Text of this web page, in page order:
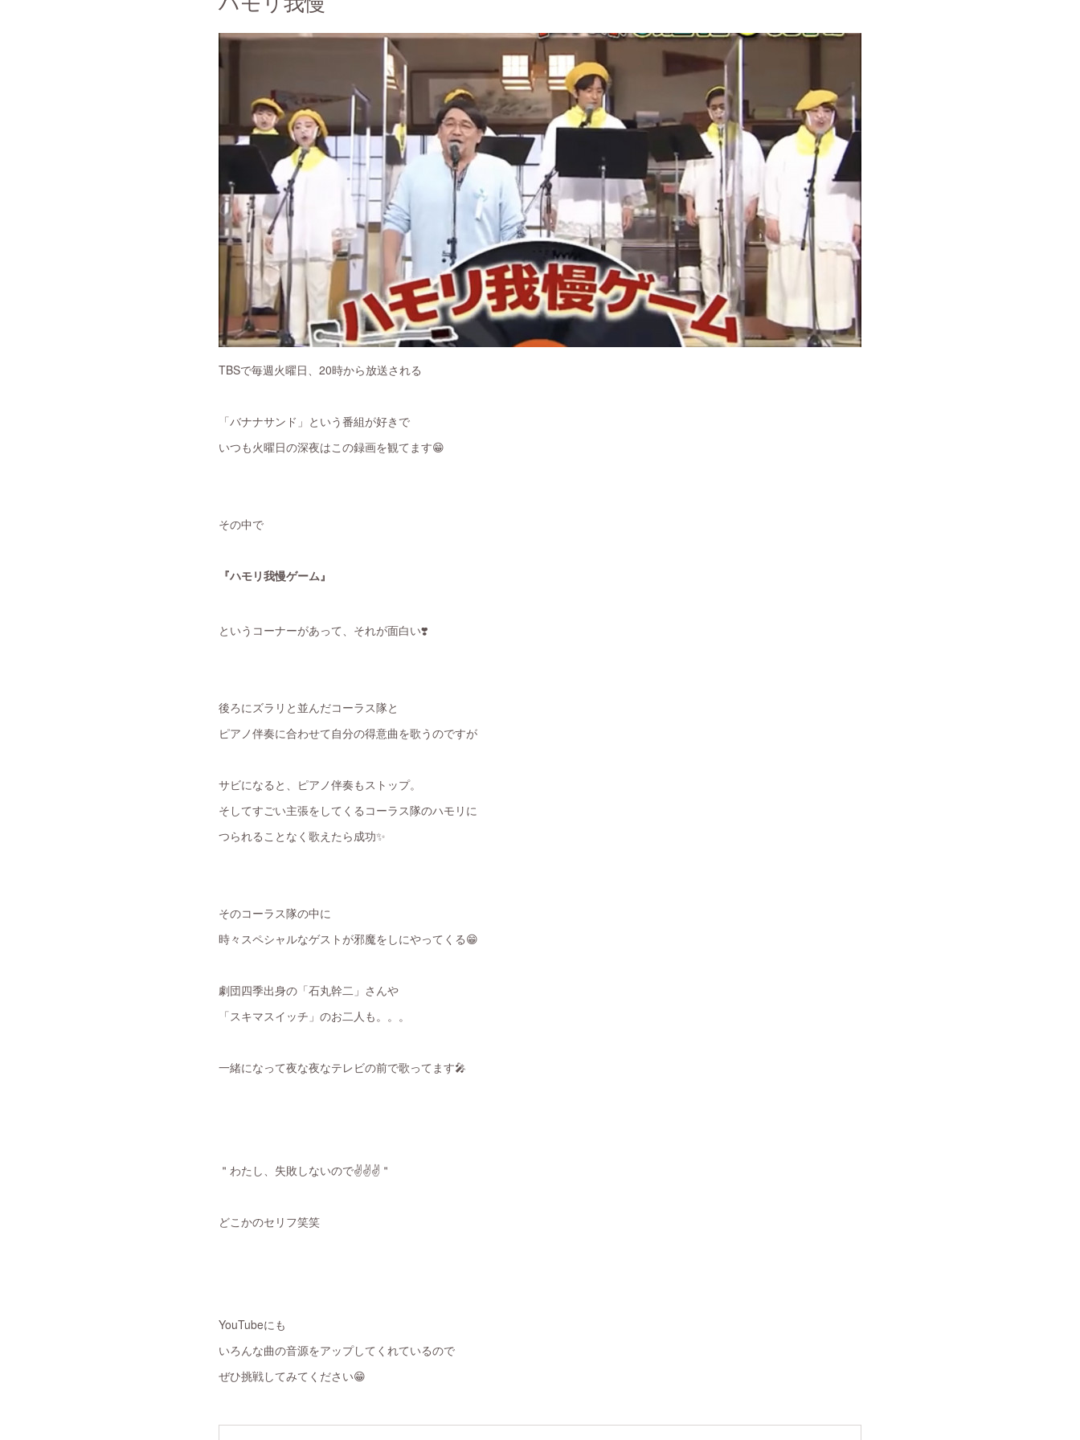
TBSで毎週火曜日、20時から放送される
「バナナサンド」という番組が好きで
いつも火曜日の深夜はこの録画を観てます😁
その中で
『ハモリ我慢ゲーム』
というコーナーがあって、それが面白い❣️
後ろにズラリと並んだコーラス隊と
ピアノ伴奏に合わせて自分の得意曲を歌うのですが
サビになると、ピアノ伴奏もストップ。
そしてすごい主張をしてくるコーラス隊のハモリに
つられることなく歌えたら成功✨
そのコーラス隊の中に
時々スペシャルなゲストが邪魔をしにやってくる😁
劇団四季出身の「石丸幹二」さんや
「スキマスイッチ」のお二人も。。。
一緒になって夜な夜なテレビの前で歌ってます🎤
＂わたし、失敗しないので✌️✌️✌️＂
どこかのセリフ笑笑
YouTubeにも
いろんな曲の音源をアップしてくれているので
ぜひ挑戦してみてください😁